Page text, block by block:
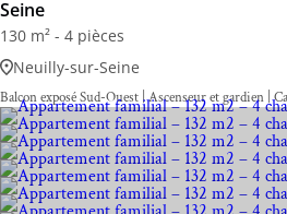
Seine
130 m² - 4 pièces
Neuilly-sur-Seine
Balcon exposé Sud-Ouest | Ascenseur et gardien |